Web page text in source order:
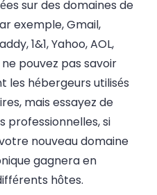
sur des domaines de
exemple, Gmail,
1&1, Yahoo, AOL,
ne pouvez pas savoir
les hébergeurs utilisés
mais essayez de
professionnelles, si
nouveau domaine
gagnera en
hôtes.